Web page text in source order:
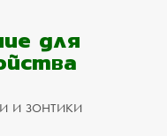
для
и зонтики